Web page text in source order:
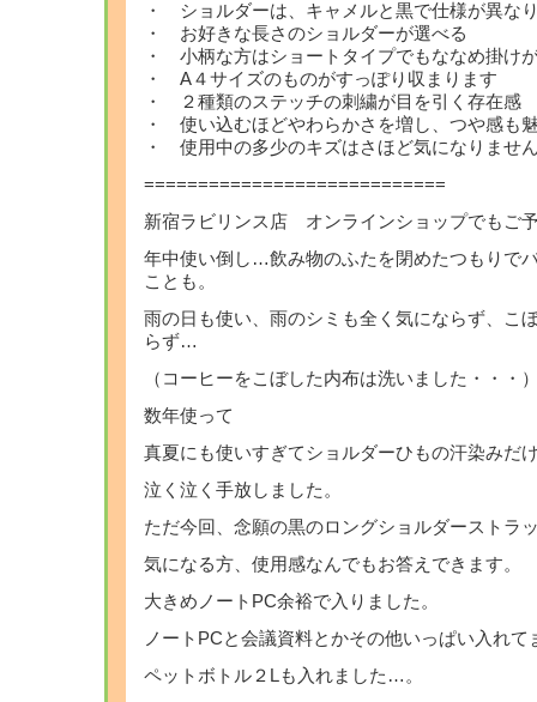
・ ショルダーは、キャメルと黒で仕様が異な
・ お好きな長さのショルダーが選べる
・ 小柄な方はショートタイプでもななめ掛け
・ A４サイズのものがすっぽり収まります
・ ２種類のステッチの刺繍が目を引く存在感
・ 使い込むほどやわらかさを増し、つや感も
・ 使用中の多少のキズはさほど気になりませ
============================
新宿ラビリンス店 オンラインショップでもご
年中使い倒し…飲み物のふたを閉めたつもりで
ことも。
雨の日も使い、雨のシミも全く気にならず、こ
らず…
（コーヒーをこぼした内布は洗いました・・・
数年使って
真夏にも使いすぎてショルダーひもの汗染みだ
泣く泣く手放しました。
ただ今回、念願の黒のロングショルダーストラ
気になる方、使用感なんでもお答えできます。
大きめノートPC余裕で入りました。
ノートPCと会議資料とかその他いっぱい入れて
ペットボトル２Lも入れました…。